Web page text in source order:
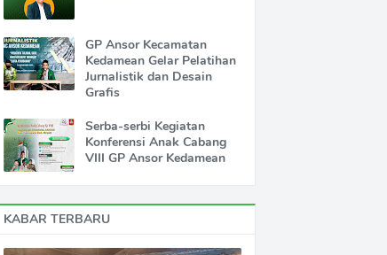
GP Ansor Kecamatan
Kedamean Gelar Pelatihan
Jurnalistik dan Desain
Grafis
Serba-serbi Kegiatan
Konferensi Anak Cabang
VIII GP Ansor Kedamean
KABAR TERBARU